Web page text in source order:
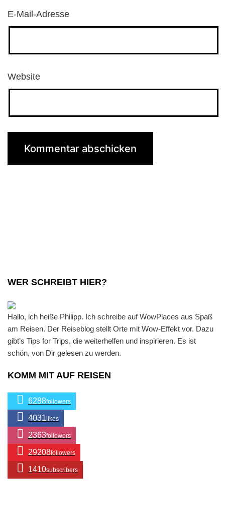
E-Mail-Adresse
Website
WER SCHREIBT HIER?
Hallo, ich heiße Philipp. Ich schreibe auf WowPlaces aus Spaß
am Reisen. Der Reiseblog stellt Orte mit Wow-Effekt vor. Dazu
gibt’s Tips for Trips, die weiterhelfen und inspirieren. Es ist
schön, von Dir gelesen zu werden.
KOMM MIT AUF REISEN
6288followers
4031likes
2363followers
29208followers
1410subscribers